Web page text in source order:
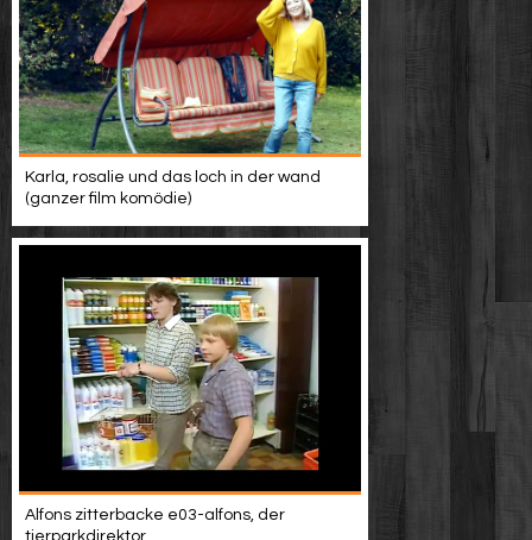
Karla, rosalie und das loch in der wand
(ganzer film komödie)
Alfons zitterbacke e03-alfons, der
tierparkdirektor